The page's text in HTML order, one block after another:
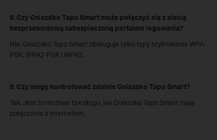
8. Czy Gniazdko Tapo Smart może połączyć się z siecią
bezprzewodową zabezpieczoną portalem logowania?
Nie. Gniazdko Tapo Smart obsługuje tylko typy szyfrowania WPA-
PSK, WPA2-PSK i WPA3.
9. Czy mogę kontrolować zdalnie Gniazdko Tapo Smart?
Tak. Jest to możliwe tak długo, jak Gniazdka Tapo Smart mają
połączenie z internetem.